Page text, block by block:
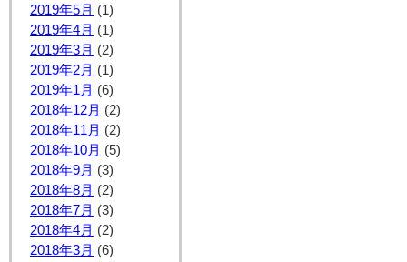
2019年5月 (1)
2019年4月 (1)
2019年3月 (2)
2019年2月 (1)
2019年1月 (6)
2018年12月 (2)
2018年11月 (2)
2018年10月 (5)
2018年9月 (3)
2018年8月 (2)
2018年7月 (3)
2018年4月 (2)
2018年3月 (6)